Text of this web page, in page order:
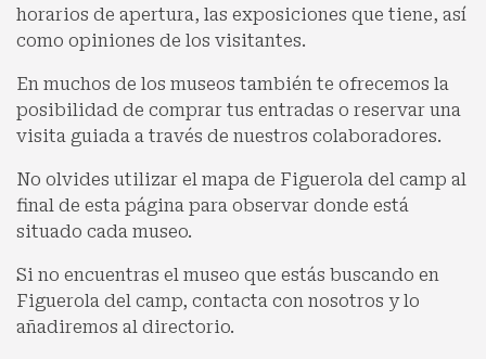
horarios de apertura, las exposiciones que tiene, así
como opiniones de los visitantes.
En muchos de los museos también te ofrecemos la
posibilidad de comprar tus entradas o reservar una
visita guiada a través de nuestros colaboradores.
No olvides utilizar el mapa de Figuerola del camp al
final de esta página para observar donde está
situado cada museo.
Si no encuentras el museo que estás buscando en
Figuerola del camp, contacta con nosotros y lo
añadiremos al directorio.